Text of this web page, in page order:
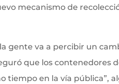
mecanismo de
gente va a percibir un
que los contenedores
tiempo en la vía pública”,